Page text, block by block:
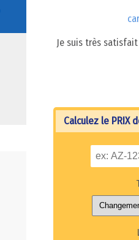
Je suis très
Calculez le